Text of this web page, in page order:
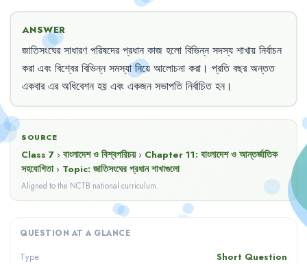
ANSWER
জাতিসংঘের সাধারণ পরিষদের প্রধান কাজ হলো বিভিন্ন সদস্য শাখায় নির্বাচন
করা এবং বিশ্বের বিভিন্ন সমস্যা নিয়ে আলোচনা করা। প্রতি বছর অন্তত
একবার এর অধিবেশন হয় এবং একজন সভাপতি নির্বাচিত হন।
SOURCE
Class 7 › বাংলাদেশ ও বিশ্বপরিচয় › Chapter 11: বাংলাদেশ ও আন্তর্জাতিক
সহযোগিতা › Topic: জাতিসংঘের প্রধান শাখাগুলো
Aligned to the NCTB national curriculum.
QUESTION AT A GLANCE
Type Short Question